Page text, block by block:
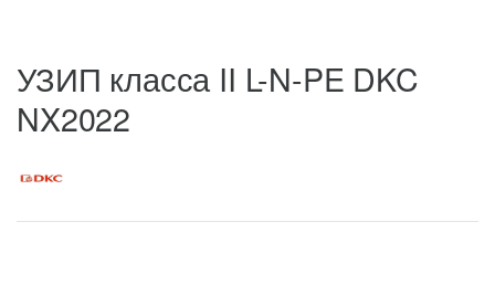
УЗИП класса II L-N-PE DKC
NX2022